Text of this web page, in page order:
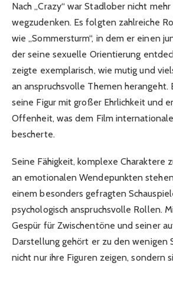
Nach „Crazy“ war Stadlober nicht
wegzudenken. Es folgten zahlreiche
wie „Sommersturm“, in dem er einen
der seine sexuelle Orientierung
zeigte exemplarisch, wie mutig und
an anspruchsvolle Themen herangeht.
seine Figur mit großer Ehrlichkeit und
Offenheit, was dem Film
bescherte.
Seine Fähigkeit, komplexe Charaktere
an emotionalen Wendepunkten
einem besonders gefragten
psychologisch anspruchsvolle Rollen.
Gespür für Zwischentöne und seiner
Darstellung gehört er zu den wenigen
nicht nur ihre Figuren zeigen, sondern